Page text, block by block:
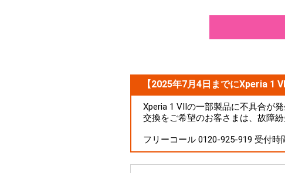
【2025年7月4日までにXperia 1
Xperia 1 VIIの一部製品に不具合が
交換をご希望のお客さまは、故障
フリーコール 0120-925-919 受付時